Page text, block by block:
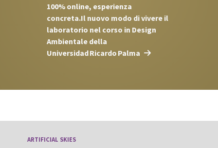
100% online, esperienza
concreta.Il nuovo modo di vivere il
laboratorio nel corso in Design
Ambientale della
Universidad Ricardo Palma
ARTIFICIAL SKIES